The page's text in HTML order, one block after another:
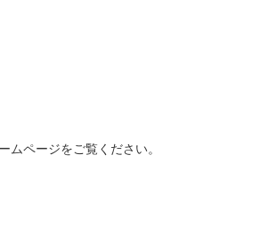
ムページをご覧ください。